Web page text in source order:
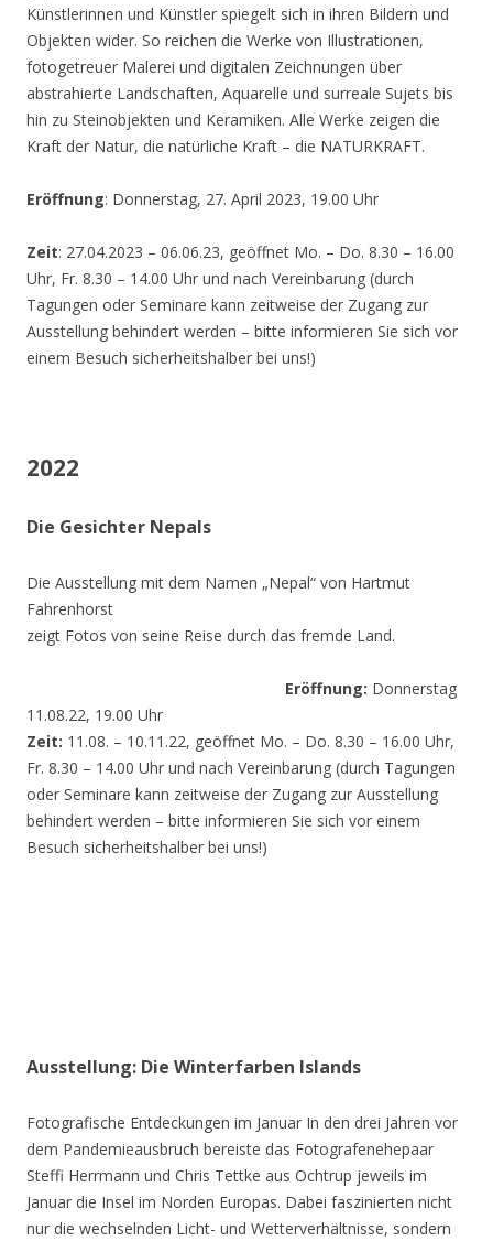
Künstlerinnen und Künstler spiegelt sich in ihren Bildern und
Objekten wider. So reichen die Werke von Illustrationen,
fotogetreuer Malerei und digitalen Zeichnungen über
abstrahierte Landschaften, Aquarelle und surreale Sujets bis
hin zu Steinobjekten und Keramiken. Alle Werke zeigen die
Kraft der Natur, die natürliche Kraft – die NATURKRAFT.
Eröffnung: Donnerstag, 27. April 2023, 19.00 Uhr
Zeit: 27.04.2023 – 06.06.23, geöffnet Mo. – Do. 8.30 – 16.00
Uhr, Fr. 8.30 – 14.00 Uhr und nach Vereinbarung (durch
Tagungen oder Seminare kann zeitweise der Zugang zur
Ausstellung behindert werden – bitte informieren Sie sich vor
einem Besuch sicherheitshalber bei uns!)
2022
Die Gesichter Nepals
Die Ausstellung mit dem Namen „Nepal“ von Hartmut
Fahrenhorst
zeigt Fotos von seine Reise durch das fremde Land.
Eröffnung: Donnerstag
11.08.22, 19.00 Uhr
Zeit: 11.08. – 10.11.22, geöffnet Mo. – Do. 8.30 – 16.00 Uhr,
Fr. 8.30 – 14.00 Uhr und nach Vereinbarung (durch Tagungen
oder Seminare kann zeitweise der Zugang zur Ausstellung
behindert werden – bitte informieren Sie sich vor einem
Besuch sicherheitshalber bei uns!)
Ausstellung: Die Winterfarben Islands
Fotografische Entdeckungen im Januar In den drei Jahren vor
dem Pandemieausbruch bereiste das Fotografenehepaar
Steffi Herrmann und Chris Tettke aus Ochtrup jeweils im
Januar die Insel im Norden Europas. Dabei faszinierten nicht
nur die wechselnden Licht- und Wetterverhältnisse, sondern